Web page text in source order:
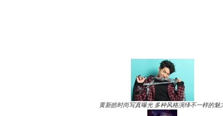
黄新皓时尚写真曝光 多种风格演绎不一样的魅